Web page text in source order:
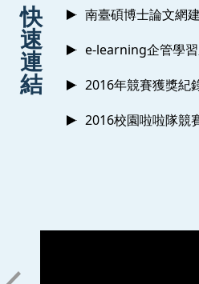
快
速
連
結
南臺碩博士論文網
e-learning企管學
2016年競賽獲獎紀
2016校園啦啦隊競